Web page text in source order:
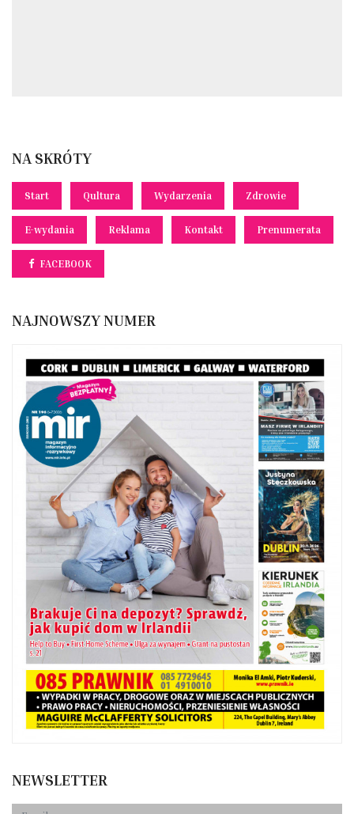
NA SKRÓTY
Start Qultura Wydarzenia Zdrowie
E-wydania Reklama Kontakt Prenumerata
FACEBOOK
NAJNOWSZY NUMER
NEWSLETTER